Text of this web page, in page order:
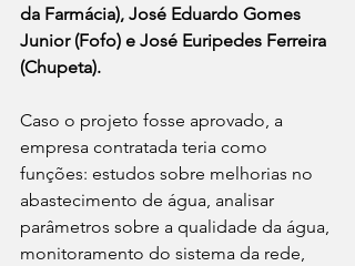
da Farmácia), José Eduardo Gomes
Junior (Fofo) e José Euripedes Ferreira
(Chupeta).
Caso o projeto fosse aprovado, a
empresa contratada teria como
funções: estudos sobre melhorias no
abastecimento de água, analisar
parâmetros sobre a qualidade da água,
monitoramento do sistema da rede,